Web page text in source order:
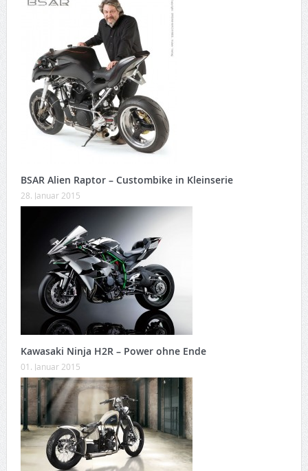
BSAR Alien Raptor – Custombike in Kleinserie
28. Januar 2015
Kawasaki Ninja H2R – Power ohne Ende
01. Januar 2015